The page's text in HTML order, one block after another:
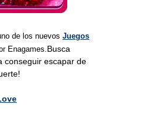
de los nuevos Juegos
Enagames.Busca
conseguir escapar de